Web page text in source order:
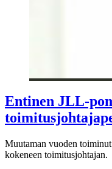
Entinen JLL-
Muutaman vuoden
kokeneen toimitusjohtajan.